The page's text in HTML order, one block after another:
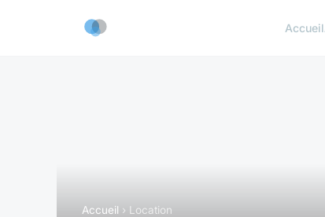
Accueil
Accueil › Location